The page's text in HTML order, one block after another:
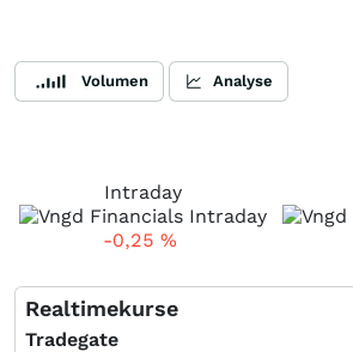
Volumen Analyse
Intraday
-0,25 %
Realtimekurse
Tradegate